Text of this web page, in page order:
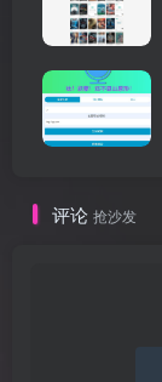
评论 抢沙发